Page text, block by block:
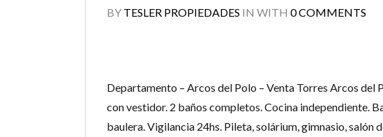
BY TESLER PROPIEDADES IN WITH 0 COMMENTS
Departamento – Arcos del Polo – Venta Torres Arcos
con vestidor. 2 baños completos. Cocina independiente.
baulera. Vigilancia 24hs. Pileta, solárium, gimnasio, salón